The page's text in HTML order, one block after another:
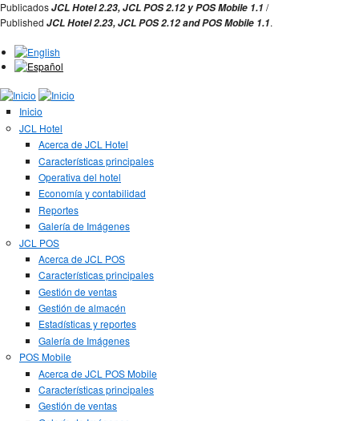
Jump to Navigation
PublicadosJCL Hotel 2.23,JCL POS 2.12 yPOS Mobile 1.1 /
Published JCL Hotel 2.23,JCL POS2.12 andPOS Mobile 1.1.
Inicio
JCL Hotel
Acerca de JCL Hotel
Características principales
Operativa del hotel
Economía y contabilidad
Reportes
Galería de Imágenes
JCL POS
Acerca de JCL POS
Características principales
Gestión de ventas
Gestión de almacén
Estadísticas y reportes
Galería de Imágenes
POS Mobile
Acerca de JCL POS Mobile
Características principales
Gestión de ventas